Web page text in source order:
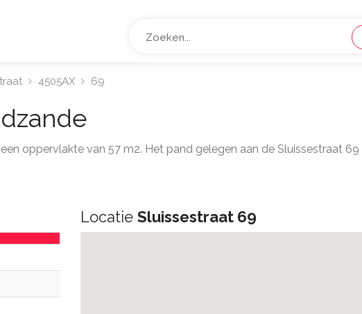
4505AX 69
oppervlakte van 57 m2. Het pand gelegen aan de Sluissestraat
Locatie Sluissestraat 69